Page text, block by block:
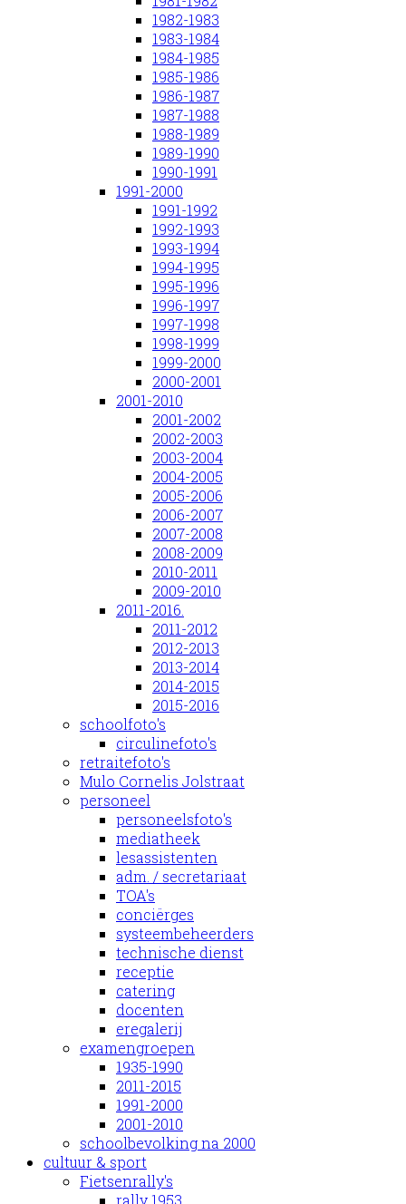
1982-1983
1983-1984
1984-1985
1985-1986
1986-1987
1987-1988
1988-1989
1989-1990
1990-1991
1991-2000
1991-1992
1992-1993
1993-1994
1994-1995
1995-1996
1996-1997
1997-1998
1998-1999
1999-2000
2000-2001
2001-2010
2001-2002
2002-2003
2003-2004
2004-2005
2005-2006
2006-2007
2007-2008
2008-2009
2010-2011
2009-2010
2011-2016.
2011-2012
2012-2013
2013-2014
2014-2015
2015-2016
schoolfoto's
circulinefoto's
retraitefoto's
Mulo Cornelis Jolstraat
personeel
personeelsfoto's
mediatheek
lesassistenten
adm. / secretariaat
TOA's
conciërges
systeembeheerders
technische dienst
receptie
catering
docenten
eregalerij
examengroepen
1935-1990
2011-2015
1991-2000
2001-2010
schoolbevolking na 2000
cultuur & sport
Fietsenrally's
rally 1953